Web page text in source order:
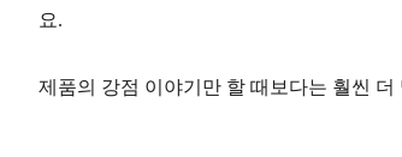
요.
제품의 강점 이야기만 할 때보다는 훨씬